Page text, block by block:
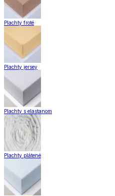
Plachty froté
Plachty jersey
Plachty s elastanom
Plachty plátené